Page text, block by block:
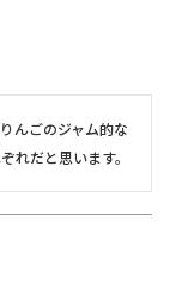
んごのジャム的な
れだと思います。